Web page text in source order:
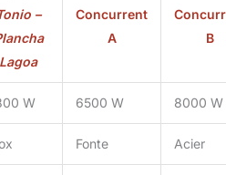
–
Lagoa
Concurrent
A
B
W 6500 W 8000 W
Fonte Acier